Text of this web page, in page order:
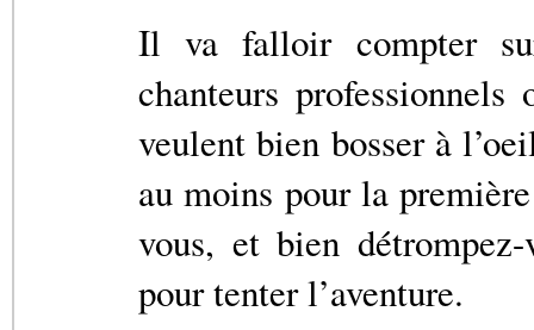
Il va falloir compter
chanteurs
veulent bien bosser à
au moins pour la
vous, et bien
pour tenter l’aventure.